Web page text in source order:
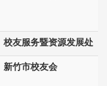
校友服务暨资源发展处
新竹市校友会